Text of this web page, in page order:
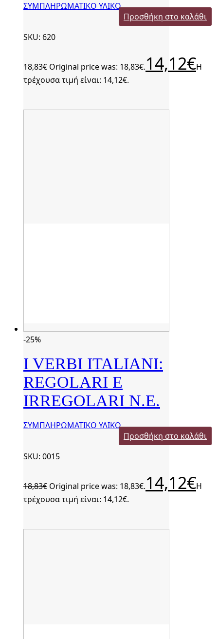
ΣΥΜΠΛΗΡΩΜΑΤΙΚΟ ΥΛΙΚΟ
Προσθήκη στο καλάθι
SKU: 620
18,83€ Original price was: 18,83€.14,12€Η
τρέχουσα τιμή είναι: 14,12€.
-25%
I VERBI ITALIANI:
REGOLARI E
IRREGOLARI N.E.
ΣΥΜΠΛΗΡΩΜΑΤΙΚΟ ΥΛΙΚΟ
Προσθήκη στο καλάθι
SKU: 0015
18,83€ Original price was: 18,83€.14,12€Η
τρέχουσα τιμή είναι: 14,12€.